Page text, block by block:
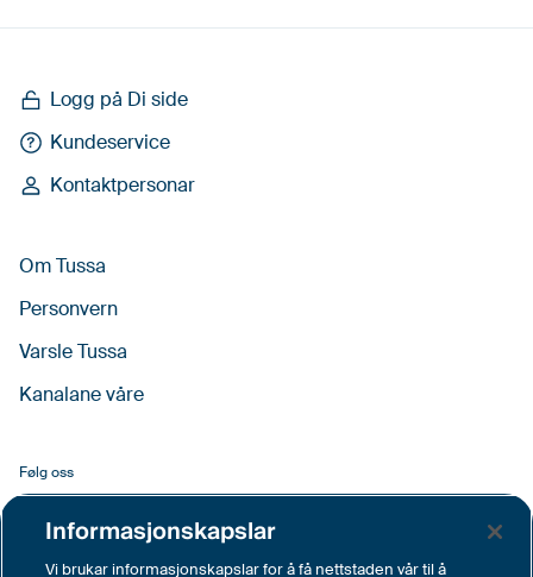
Logg på Di side
Kundeservice
Kontaktpersonar
Om Tussa
Personvern
Varsle Tussa
Kanalane våre
Følg oss
LinkedIn
Informasjonskapslar
Vi brukar informasjonskapslar for å få nettstaden vår til å